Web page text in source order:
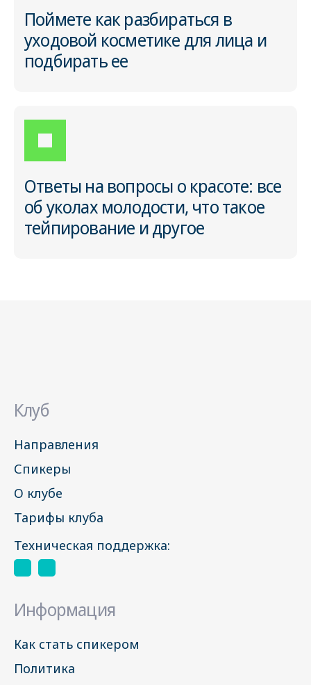
Поймете как разбираться в
уходовой косметике для лица и
подбирать ее
Ответы на вопросы о красоте: все
об уколах молодости, что такое
тейпирование и другое
Клуб
Направления
Спикеры
О клубе
Тарифы клуба
Техническая поддержка:
Информация
Как стать спикером
Политика